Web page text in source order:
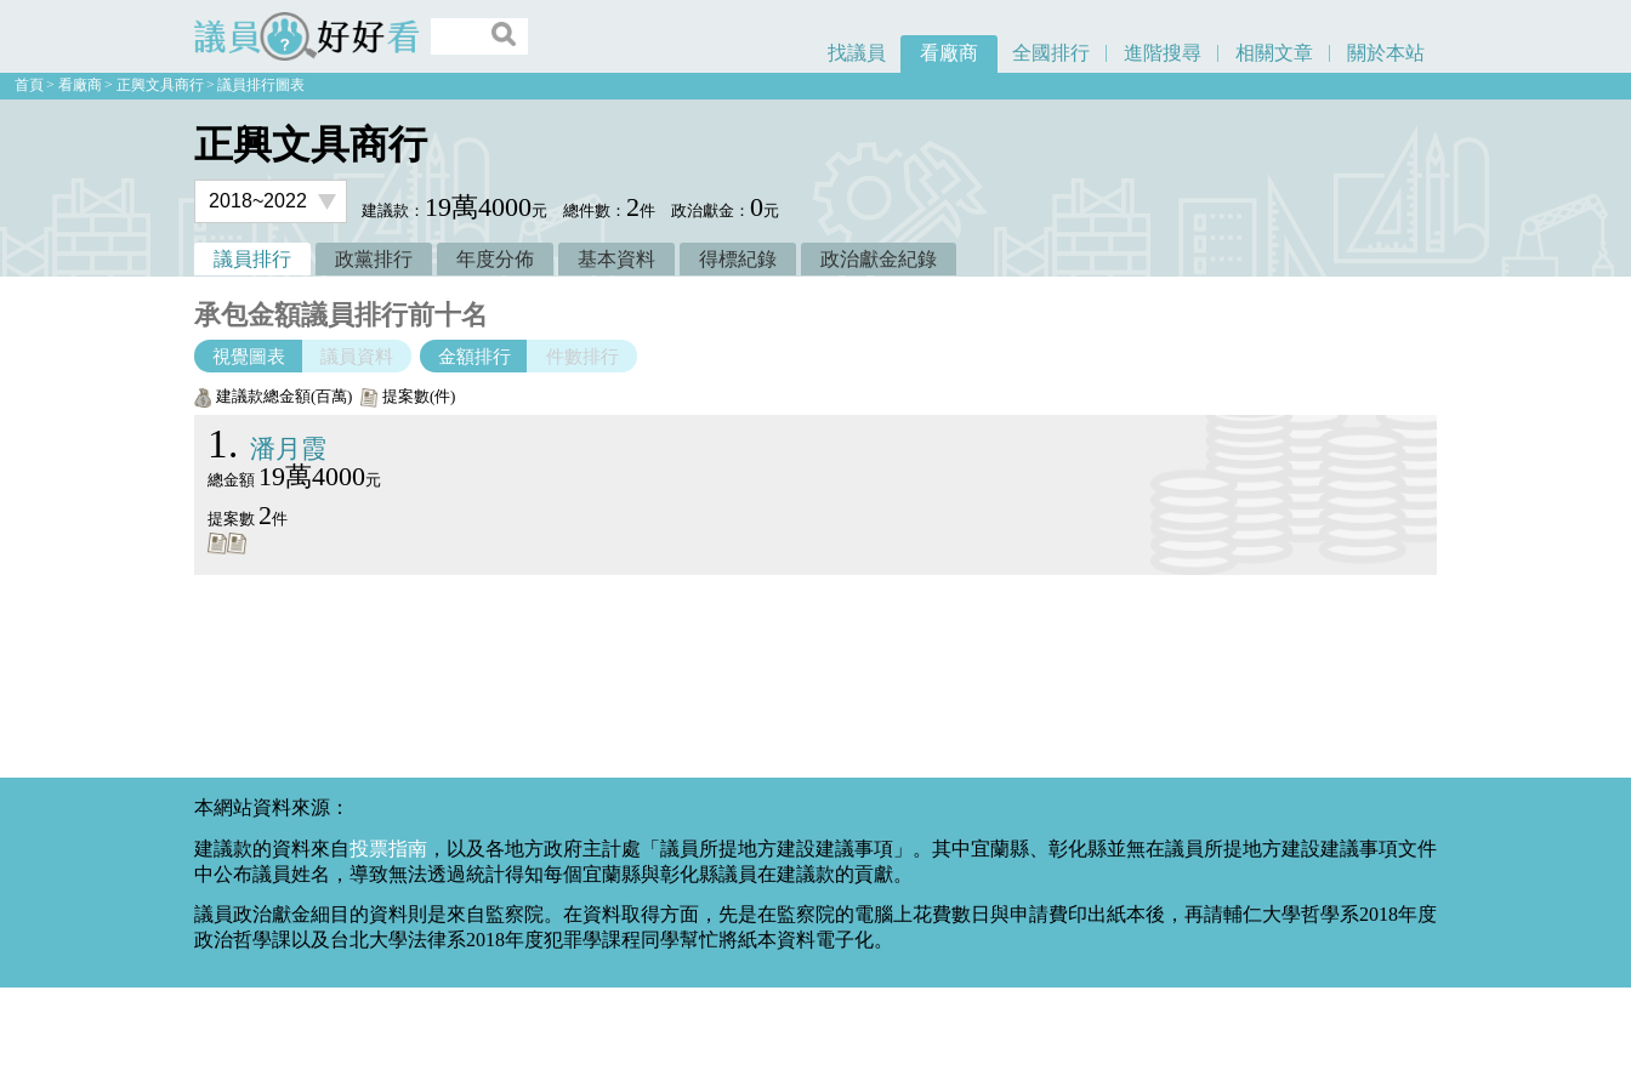
議員好好看
找議員 看廠商 全國排行 進階搜尋 相關文章 關於本站
首頁 看廠商 正興文具商行 議員排行圖表
正興文具商行
建議款： 19萬4000元 總件數： 2件 政治獻金：0元
議員排行 政黨排行 年度分佈 基本資料 得標紀錄 政治獻金紀錄
承包金額議員排行前十名
視覺圖表 議員資料 金額排行 件數排行
建議款總金額(百萬) 提案數(件)
1 潘月霞
總金額 19萬4000元
提案數 2件
本網站資料來源：
建議款的資料來自投票指南 ，以及各地方政府主計處「議員所提地方建設建議事項」。其中宜蘭縣、彰化縣並無在議員所提地方建設建議事項文件
中公布議員姓名，導致無法透過統計得知每個宜蘭縣與彰化縣議員在建議款的貢獻。
議員政治獻金細目的資料則是來自監察院。在資料取得方面，先是在監察院的電腦上花費數日與申請費印出紙本後，再請輔仁大學哲學系2018年度
政治哲學課以及台北大學法律系2018年度犯罪學課程同學幫忙將紙本資料電子化。